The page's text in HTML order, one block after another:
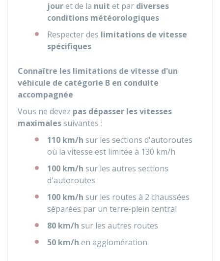
jouret de la nuit et par diverses
conditions météorologiques
Respecter des limitations de vitesse
spécifiques
Connaître les limitations de vitesse d'un
véhicule de catégorie B en conduite
accompagnée
Vous ne devez pas dépasser les vitesses
maximalessuivantes :
110 km/h sur les sections d'autoroutes
où la vitesse est limitée à 130 km/h
100 km/h sur les autres sections
d'autoroutes
100 km/h sur les routes à 2 chaussées
séparées par un terre-plein central
80 km/h sur les autres routes
50 km/h en agglomération.